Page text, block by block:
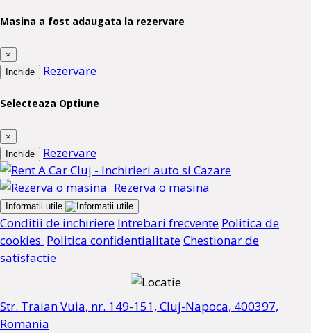
Masina a fost adaugata la rezervare
×
Inchide
Rezervare
Selecteaza Optiune
×
Inchide
Rezervare
Rezerva o masina
Informatii utile
Conditii de inchiriere Intrebari frecvente Politica de
cookies Politica confidentialitateChestionar de
satisfactie
Str. Traian Vuia, nr. 149-151, Cluj-Napoca, 400397,
Romania